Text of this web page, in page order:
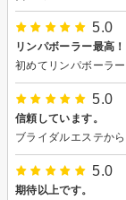
5.0
リンパボーラー最高！
5.0
信頼しています。
5.0
期待以上です。